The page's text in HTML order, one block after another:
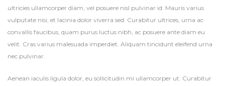
ultricies ullamcorper diam, vel posuere nisl pulvinar id. Mauris varius
vulputate nisi, et lacinia dolor viverra sed. Curabitur ultrices, urna ac
convallis faucibus, quam purus luctus nibh, ac posuere ante diam eu
velit. Cras varius malesuada imperdiet. Aliquam tincidunt eleifend urna
nec pulvinar.
Aenean iaculis ligula dolor, eu sollicitudin mi ullamcorper ut. Curabitur